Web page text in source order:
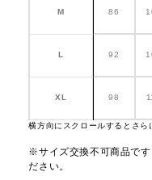
M 86
L 92
XL 98
横方向にスクロールするとさら
※サイズ交換不可商品です
ださい。